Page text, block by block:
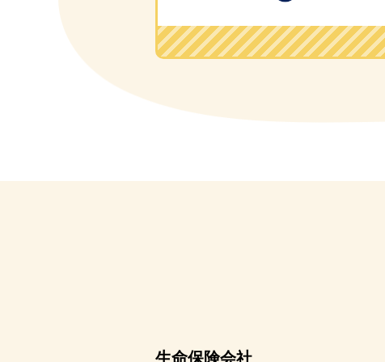
生命保険会社